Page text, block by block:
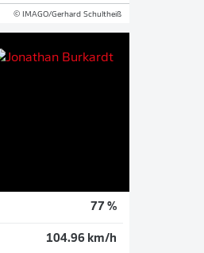
© IMAGO/Gerhard Schultheiß
77 %
104.96 km/h